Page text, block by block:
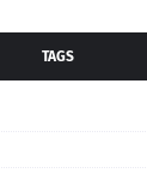
TAGS